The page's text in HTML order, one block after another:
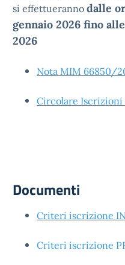
si effettueranno dalle
gennaio 2026 fino
2026
Nota MIM 66850/
Circolare Iscrizioni
Documenti
Criteri iscrizione
Criteri iscrizione